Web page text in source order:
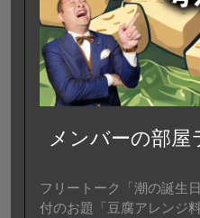
メンバーの部屋
フリートーク「潮の誕生
付のお題「豆腐アレンジ